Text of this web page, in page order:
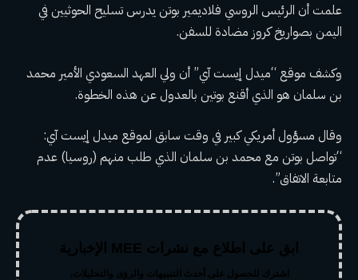
علمت أن الرئيس الروسي فلاديمير بوتن يدرس تسليح الحوثيين في
اليمن بصواريخ كروز مضادة للسفن.
وكشف موقع “ميدل إيست آي” أن ولي العهد السعودي الأمير محمد
بن سلمان هو الذي أقنع بوتين بالعدول عن هذه الخطوة.
وقال مسؤول أمريكي كبير في وقت سابق لموقع ميدل إيست آي:
“تواصل بوتن مع محمد بن سلمان الذي طلب منهم (روسيا) عدم
متابعة الاتفاق”.
ابق على اطلاع مع نشرات MEE الإخبارية
اشترك للحصول على أحدث التنبيهات والرؤى والتحليلات،